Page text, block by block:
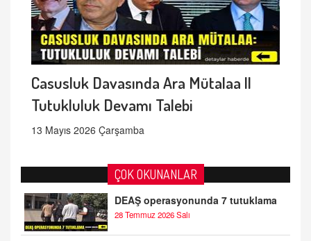
Casusluk Davasında Ara Mütalaa ||
Tutukluluk Devamı Talebi
13 Mayıs 2026 Çarşamba
ÇOK OKUNANLAR
DEAŞ operasyonunda 7 tutuklama
28 Temmuz 2026 Salı